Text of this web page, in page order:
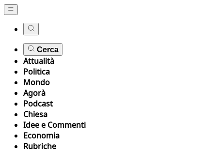
Cerca
Attualità
Politica
Mondo
Agorà
Podcast
Chiesa
Idee e Commenti
Economia
Rubriche